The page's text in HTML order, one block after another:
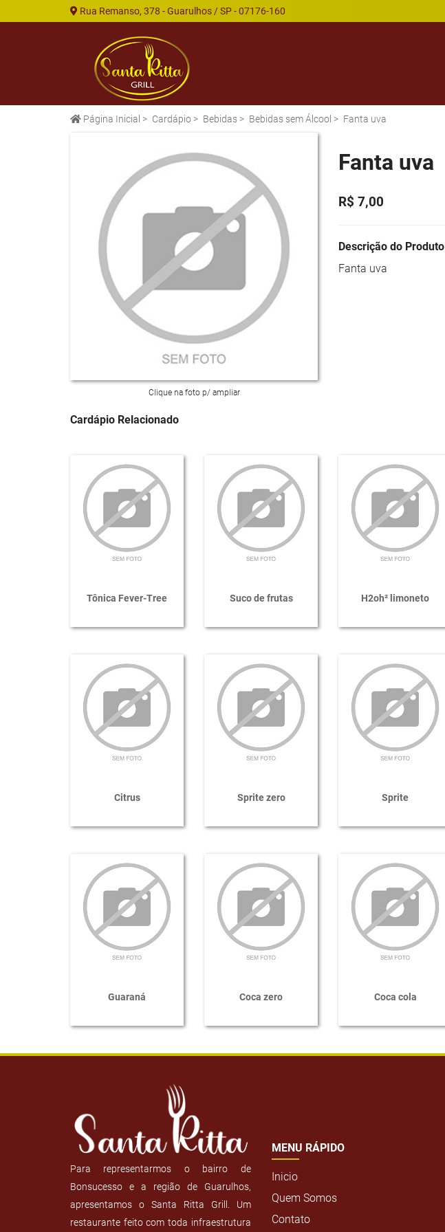
Rua Remanso, 378 - Guarulhos / SP - 07176-160
Página Inicial > Cardápio > Bebidas > Bebidas sem Álcool > Fanta uva
Clique na foto p/ ampliar
Fanta uva
R$ 7,00
Descrição do Produto
Fanta uva
Cardápio Relacionado
Tônica Fever-Tree Suco de frutas H2oh² limoneto
Citrus Sprite zero Sprite
Guaraná Coca zero Coca cola
Para representarmos o bairro de
Bonsucesso e a região de Guarulhos,
apresentamos o Santa Ritta Grill. Um
restaurante feito com toda infraestrutura
MENU RÁPIDO
Inicio
Quem Somos
Contato